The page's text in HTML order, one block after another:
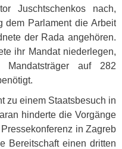
Juschtschenkos nach,
dem Parlament die Arbeit
der Rada angehören.
ihr Mandat niederlegen,
auf 282
zu einem Staatsbesuch in
hinderte die Vorgänge
in Zagreb
Bereitschaft einen dritten